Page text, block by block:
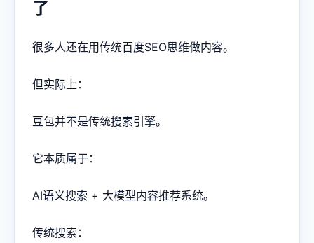
了
很多人还在用传统百度SEO思维做内容。
但实际上：
豆包并不是传统搜索引擎。
它本质属于：
AI语义搜索 + 大模型内容推荐系统。
传统搜索：